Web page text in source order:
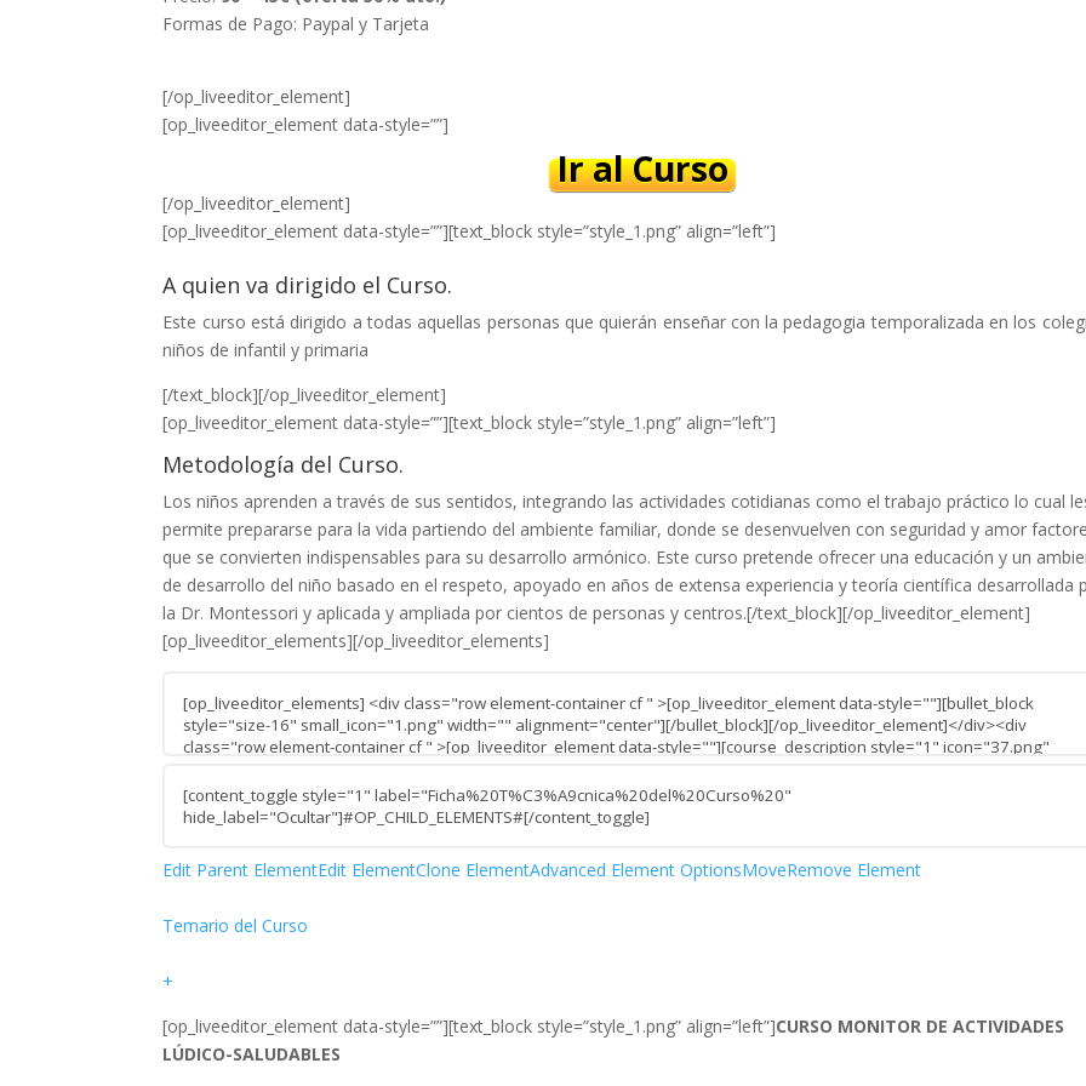
Formas de Pago: Paypal y Tarjeta
[/op_liveeditor_element]
[op_liveeditor_element data-style=””]
Ir al Curso
[/op_liveeditor_element]
[op_liveeditor_element data-style=””][text_block style=”style_1.png” align=”left”]
A quien va dirigido el Curso.
Este curso está dirigido a todas aquellas personas que quierán enseñar con la pedagogia temporalizada en los
niños de infantil y primaria
[/text_block][/op_liveeditor_element]
[op_liveeditor_element data-style=””][text_block style=”style_1.png” align=”left”]
Metodología del Curso.
Los niños aprenden a través de sus sentidos, integrando las actividades cotidianas como el trabajo práctico lo cual
permite prepararse para la vida partiendo del ambiente familiar, donde se desenvuelven con seguridad y amor
que se convierten indispensables para su desarrollo armónico. Este curso pretende ofrecer una educación y un
de desarrollo del niño basado en el respeto, apoyado en años de extensa experiencia y teoría científica desarrollada
la Dr. Montessori y aplicada y ampliada por cientos de personas y centros.[/text_block][/op_liveeditor_element]
[op_liveeditor_elements][/op_liveeditor_elements]
Edit Parent ElementEdit ElementClone ElementAdvanced Element OptionsMoveRemove Element
Temario del Curso
+
[op_liveeditor_element data-style=””][text_block style=”style_1.png” align=”left”]CURSO MONITOR DE ACTIVIDADES
LÚDICO-SALUDABLES